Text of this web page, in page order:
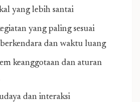
yang lebih santai
yang paling sesuai
dan waktu luang
keanggotaan dan aturan
dan interaksi